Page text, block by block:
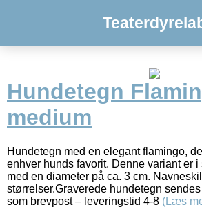
Hundetegn
medium
Hundetegn med en elegant flamingo,
enhver hunds favorit. Denne variant er
med en diameter på ca. 3 cm.
størrelser.Graverede hundetegn
som brevpost – leveringstid 4-8 (Læs